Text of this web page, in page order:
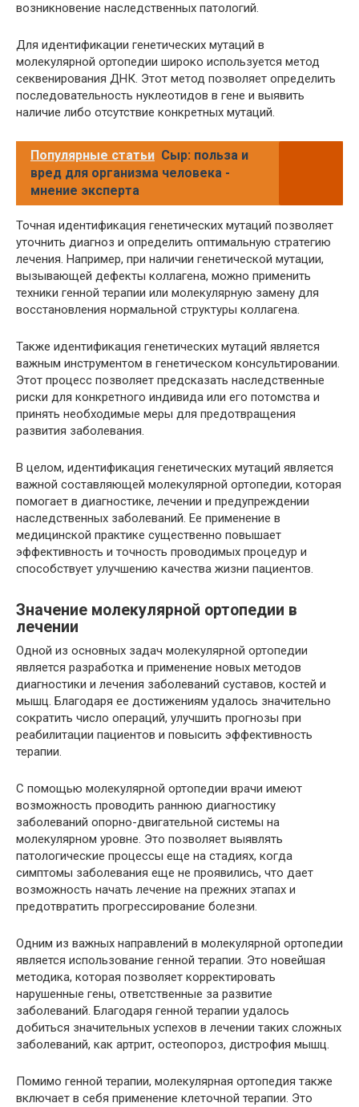
возникновение наследственных патологий.
Для идентификации генетических мутаций в
молекулярной ортопедии широко используется метод
секвенирования ДНК. Этот метод позволяет определить
последовательность нуклеотидов в гене и выявить
наличие либо отсутствие конкретных мутаций.
Популярные статьи Сыр: польза и
вред для организма человека -
мнение эксперта
Точная идентификация генетических мутаций позволяет
уточнить диагноз и определить оптимальную стратегию
лечения. Например, при наличии генетической мутации,
вызывающей дефекты коллагена, можно применить
техники генной терапии или молекулярную замену для
восстановления нормальной структуры коллагена.
Также идентификация генетических мутаций является
важным инструментом в генетическом консультировании.
Этот процесс позволяет предсказать наследственные
риски для конкретного индивида или его потомства и
принять необходимые меры для предотвращения
развития заболевания.
В целом, идентификация генетических мутаций является
важной составляющей молекулярной ортопедии, которая
помогает в диагностике, лечении и предупреждении
наследственных заболеваний. Ее применение в
медицинской практике существенно повышает
эффективность и точность проводимых процедур и
способствует улучшению качества жизни пациентов.
Значение молекулярной ортопедии в
лечении
Одной из основных задач молекулярной ортопедии
является разработка и применение новых методов
диагностики и лечения заболеваний суставов, костей и
мышц. Благодаря ее достижениям удалось значительно
сократить число операций, улучшить прогнозы при
реабилитации пациентов и повысить эффективность
терапии.
С помощью молекулярной ортопедии врачи имеют
возможность проводить раннюю диагностику
заболеваний опорно-двигательной системы на
молекулярном уровне. Это позволяет выявлять
патологические процессы еще на стадиях, когда
симптомы заболевания еще не проявились, что дает
возможность начать лечение на прежних этапах и
предотвратить прогрессирование болезни.
Одним из важных направлений в молекулярной ортопедии
является использование генной терапии. Это новейшая
методика, которая позволяет корректировать
нарушенные гены, ответственные за развитие
заболеваний. Благодаря генной терапии удалось
добиться значительных успехов в лечении таких сложных
заболеваний, как артрит, остеопороз, дистрофия мышц.
Помимо генной терапии, молекулярная ортопедия также
включает в себя применение клеточной терапии. Это